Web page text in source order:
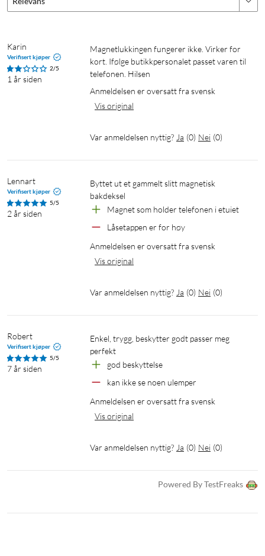
Karin
Verifisert kjøper
2/5
1 år siden
Magnetlukkingen fungerer ikke. Virker for
kort. Ifølge butikkpersonalet passet varen til
telefonen. Hilsen
Anmeldelsen er oversatt fra svensk
Vis original
Var anmeldelsen nyttig? Ja (0) Nei (0)
Lennart
Verifisert kjøper
5/5
2 år siden
Byttet ut et gammelt slitt magnetisk
bakdeksel
Magnet som holder telefonen i etuiet
Låsetappen er for høy
Anmeldelsen er oversatt fra svensk
Vis original
Var anmeldelsen nyttig? Ja (0) Nei (0)
Robert
Verifisert kjøper
5/5
7 år siden
enkel, trygg, beskytter godt passer meg
perfekt
god beskyttelse
kan ikke se noen ulemper
Anmeldelsen er oversatt fra svensk
Vis original
Var anmeldelsen nyttig? Ja (0) Nei (0)
Powered By TestFreaks